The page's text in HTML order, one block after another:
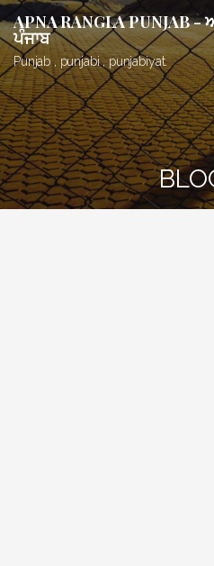
Skip
to
content
APNA RANGLA PUNJAB -
ਪੰਜਾਬ
Punjab , punjabi , punjabiyat.